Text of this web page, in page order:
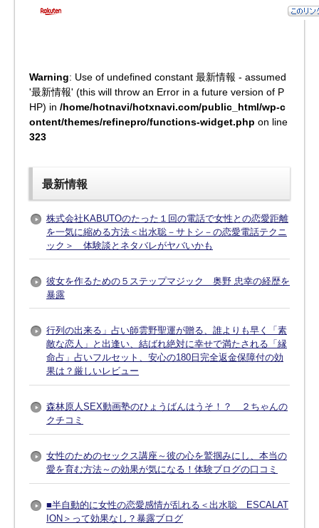
Warning: Use of undefined constant 最新情報 - assumed
'最新情報' (this will throw an Error in a future version of P
HP) in /home/hotnavi/hotxnavi.com/public_html/wp-c
ontent/themes/refinepro/functions-widget.php on line
323
最新情報
株式会社KABUTOのたった１回の電話で女性との恋愛距離
を一気に縮める方法＜出水聡－サトシ－の恋愛電話テクニ
ック＞ 体験談とネタバレがヤバいかも
彼女を作るための５ステップマジック 奥野 忠幸の経歴を
暴露
行列の出来る」占い師雲野聖運が贈る、誰よりも早く「素
敵な恋人」と出逢い、結ばれ絶対に幸せで満たされる「縁
命占」占いフルセット、安心の180日完全返金保障付の効
果は？厳しいレビュー
森林原人SEX動画塾のひょうばんはうそ！？ ２ちゃんの
クチコミ
女性のためのセックス講座～彼の心を鷲掴みにし、本当の
愛を育む方法～の効果が気になる！体験ブログの口コミ
■半自動的に女性の恋愛感情が乱れる＜出水聡 ESCALAT
ION＞って効果なし？暴露ブログ